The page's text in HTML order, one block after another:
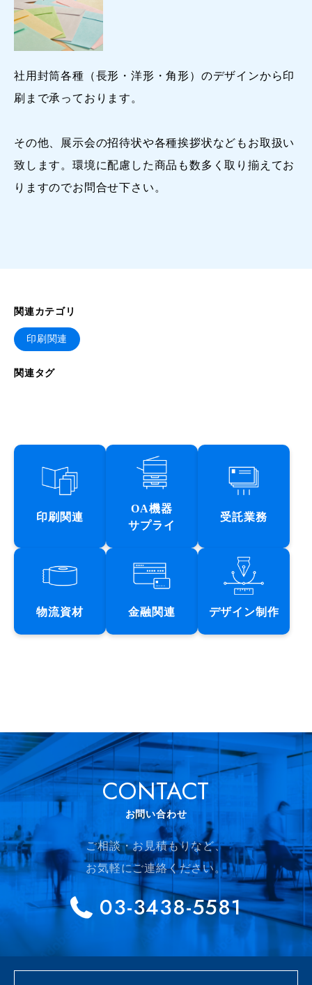
社用封筒各種（長形・洋形・角形）のデザインから印
刷まで承っております。
その他、展示会の招待状や各種挨拶状などもお取扱い
致します。環境に配慮した商品も数多く取り揃えてお
りますのでお問合せ下さい。
関連カテゴリ
印刷関連
関連タグ
印刷関連
OA機器
サプライ
受託業務
物流資材 金融関連 デザイン制作
CONTACT
お問い合わせ
ご相談・お見積もりなど、
お気軽にご連絡ください。
03-3438-5581